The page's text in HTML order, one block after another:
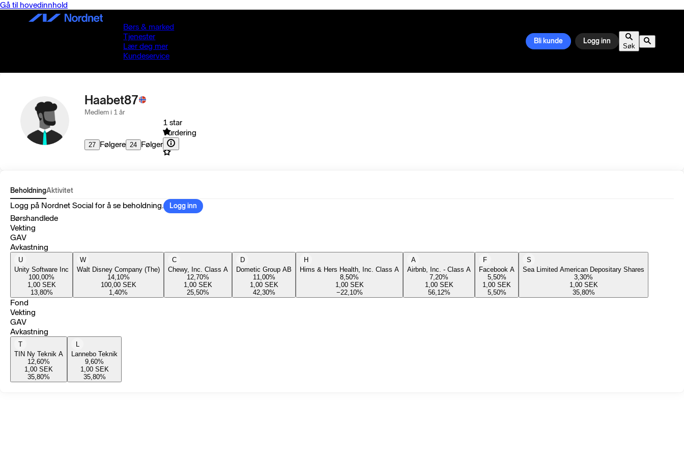
Gå til hovedinnhold
Børs & marked
Tjenester
Lær deg mer
Kundeservice
Bli kunde Logg inn
Søk
Haabet87
Medlem i 1 år
27 Følgere 24 Følger
1 star
Vurdering
BeholdningAktivitet
Logg på Nordnet Social for å se beholdning. Logg inn
Børshandlede
Vekting
GAV
Avkastning
U
Unity Software Inc
100,00%
1,00 SEK
13,80%
W
Walt Disney Company (The)
14,10%
100,00 SEK
1,40%
C
Chewy, Inc. Class A
12,70%
1,00 SEK
25,50%
D
Dometic Group AB
11,00%
1,00 SEK
42,30%
H
Hims & Hers Health, Inc. Class A
8,50%
1,00 SEK
−22,10%
A
Airbnb, Inc. - Class A
7,20%
1,00 SEK
56,12%
F
Facebook A
5,50%
1,00 SEK
5,50%
S
Sea Limited American Depositary Shares
3,30%
1,00 SEK
35,80%
Fond
Vekting
GAV
Avkastning
T
TIN Ny Teknik A
12,60%
1,00 SEK
35,80%
L
Lannebo Teknik
9,60%
1,00 SEK
35,80%